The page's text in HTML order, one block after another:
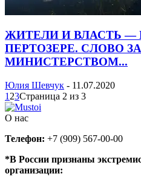
ЖИТЕЛИ И ВЛАСТЬ —
ПЕРТОЗЕРЕ. СЛОВО ЗА
МИНИСТЕРСТВОМ...
Юлия Шевчук - 11.07.2020
1 23Страница 2 из 3
О нас
Телефон: +7 (909) 567-00-00
*В России признаны
организации: